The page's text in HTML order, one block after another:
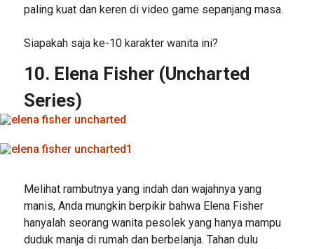
paling kuat dan keren di video game sepanjang masa.
Siapakah saja ke-10 karakter wanita ini?
10. Elena Fisher (Uncharted
Series)
Melihat rambutnya yang indah dan wajahnya yang
manis, Anda mungkin berpikir bahwa Elena Fisher
hanyalah seorang wanita pesolek yang hanya mampu
duduk manja di rumah dan berbelanja. Tahan dulu